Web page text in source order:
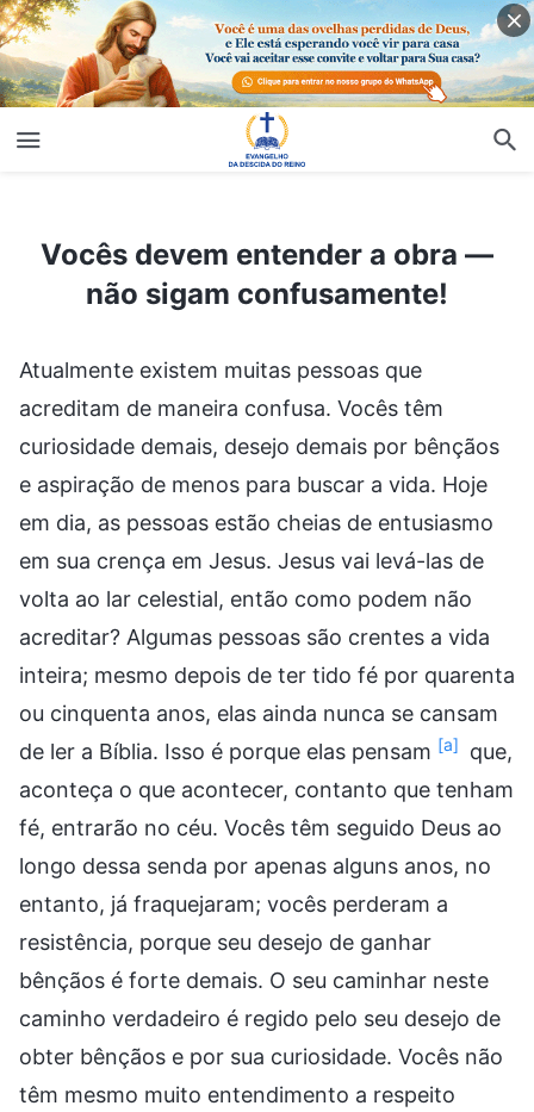
Vocês devem entender a obra —
não sigam confusamente!
Atualmente existem muitas pessoas que
acreditam de maneira confusa. Vocês têm
curiosidade demais, desejo demais por bênçãos
e aspiração de menos para buscar a vida. Hoje
em dia, as pessoas estão cheias de entusiasmo
em sua crença em Jesus. Jesus vai levá-las de
volta ao lar celestial, então como podem não
acreditar? Algumas pessoas são crentes a vida
inteira; mesmo depois de ter tido fé por quarenta
ou cinquenta anos, elas ainda nunca se cansam
de ler a Bíblia. Isso é porque elas pensam [a]
que,
aconteça o que acontecer, contanto que tenham
fé, entrarão no céu. Vocês têm seguido Deus ao
longo dessa senda por apenas alguns anos, no
entanto, já fraquejaram; vocês perderam a
resistência, porque seu desejo de ganhar
bênçãos é forte demais. O seu caminhar neste
caminho verdadeiro é regido pelo seu desejo de
obter bênçãos e por sua curiosidade. Vocês não
têm mesmo muito entendimento a respeito